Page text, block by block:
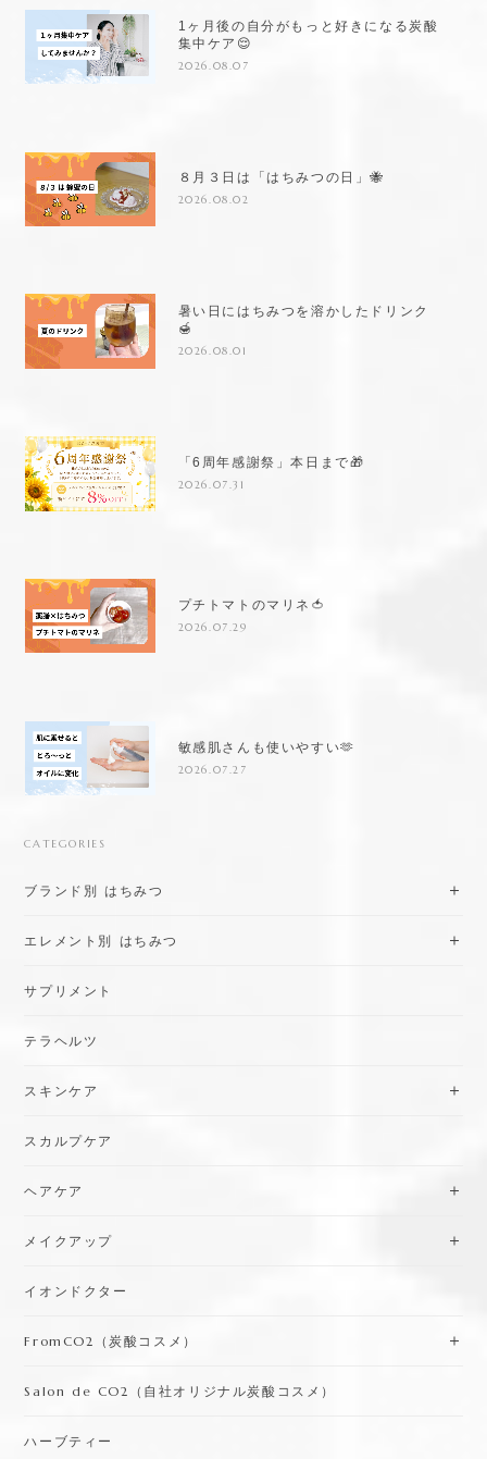
1ヶ月後の自分がもっと好きになる炭酸
集中ケア😌
2026.08.07
８月３日は「はちみつの日」🐝
2026.08.02
暑い日にはちみつを溶かしたドリンク
🍯
2026.08.01
「6周年感謝祭」本日まで🎁
2026.07.31
プチトマトのマリネ🍅
2026.07.29
敏感肌さんも使いやすい🫶
2026.07.27
CATEGORIES
ブランド別 はちみつ
エレメント別 はちみつ
サプリメント
テラヘルツ
スキンケア
スカルプケア
ヘアケア
メイクアップ
イオンドクター
FromCO2（炭酸コスメ）
Salon de CO2（自社オリジナル炭酸コスメ）
ハーブティー